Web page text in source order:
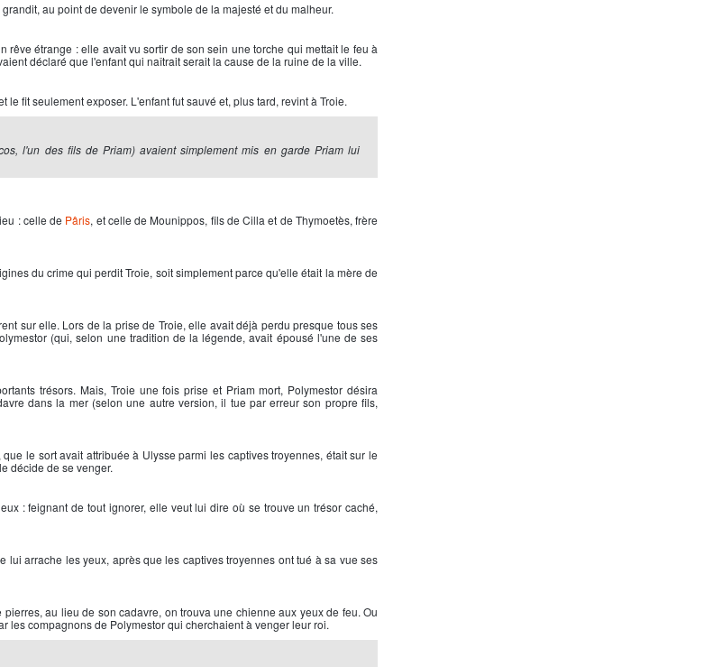
au point de devenir le symbole de la majesté et du malheur.
étrange : elle avait vu sortir de son sein une torche qui mettait le feu à
déclaré que l'enfant qui naîtrait serait la cause de la ruine de la ville.
fit seulement exposer. L'enfant fut sauvé et, plus tard, revint à Troie.
l'un des fils de Priam) avaient simplement mis en garde Priam lui
: celle de Pâris, et celle de Mounippos, fils de Cilla et de Thymoetès, frère
du crime qui perdit Troie, soit simplement parce qu'elle était la mère de
sur elle. Lors de la prise de Troie, elle avait déjà perdu presque tous ses
(qui, selon une tradition de la légende, avait épousé l'une de ses
trésors. Mais, Troie une fois prise et Priam mort, Polymestor désira
dans la mer (selon une autre version, il tue par erreur son propre fils,
le sort avait attribuée à Ulysse parmi les captives troyennes, était sur le
décide de se venger.
: feignant de tout ignorer, elle veut lui dire où se trouve un trésor caché,
arrache les yeux, après que les captives troyennes ont tué à sa vue ses
au lieu de son cadavre, on trouva une chienne aux yeux de feu. Ou
compagnons de Polymestor qui cherchaient à venger leur roi.